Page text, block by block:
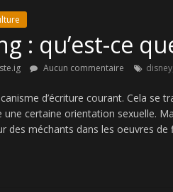
: qu’est-ce
Aucun commentaire disney
d’écriture courant. Cela se
une certaine orientation sexuelle.
des méchants dans les oeuvres de